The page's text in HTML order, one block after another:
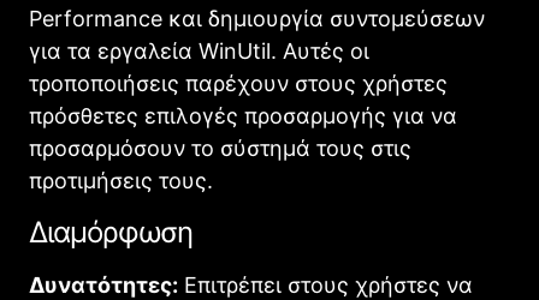
Performance και δημιουργία συντομεύσεων
για τα εργαλεία WinUtil. Αυτές οι
τροποποιήσεις παρέχουν στους χρήστες
πρόσθετες επιλογές προσαρμογής για να
προσαρμόσουν το σύστημά τους στις
προτιμήσεις τους.
Διαμόρφωση
Δυνατότητες: Επιτρέπει στους χρήστες να